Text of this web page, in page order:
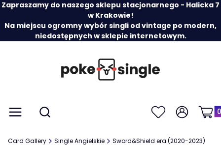
Zapraszamy do naszego sklepu stacjonarnego - Halicka 7
w Krakowie!
Na miejscu ogromny wybór singli od vintage po modern,
niedostępnych w sklepie internetowym.
Menu Otwórz wyszukiwarkę
Szukaj UlubioneZaloguj się
Card Gallery Single Angielskie Sword&Shield era (2020-2023)